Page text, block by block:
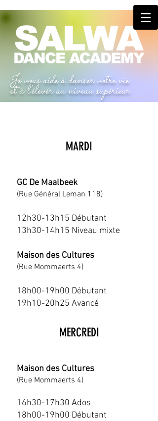
Je vous aide à danser votre vie
et à l'élevér au niveau supérieur
MARDI
GC De Maalbeek
(Rue Général Leman 118)
12h30-13h15 Débutant
13h30-14h15 Niveau mixte
Maison des Cultures
(Rue Mommaerts 4)
18h00-19h00 Débutant
19h10-20h25 Avancé
MERCREDI
Maison des Cultures
(Rue Mommaerts 4)
16h30-17h30 Ados
18h00-19h00 Débutant